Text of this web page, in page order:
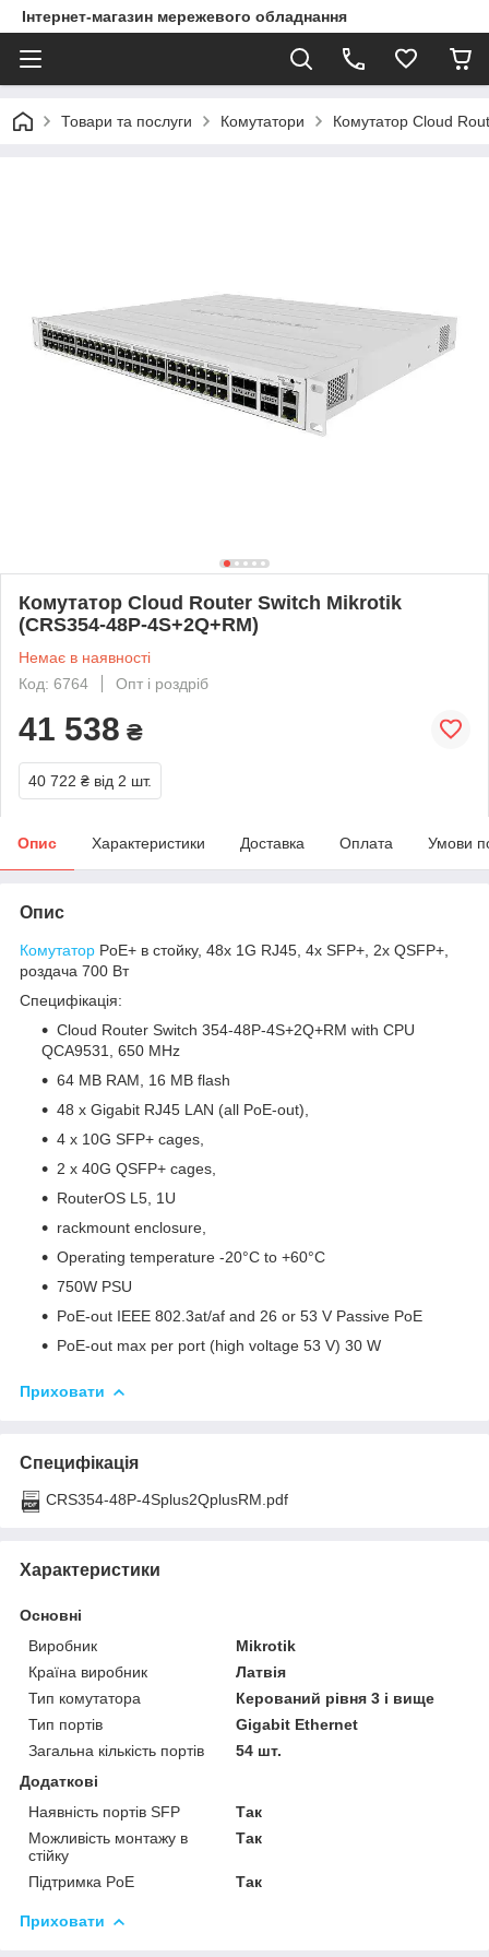
Інтернет-магазин мережевого обладнання
Товари та послуги Комутатори Комутатор Cloud
Комутатор Cloud Router Switch Mikrotik
(CRS354-48P-4S+2Q+RM)
Немає в наявності
Код: 6764
Опт і роздріб
41 538 ₴
40 722 ₴ від 2 шт.
Опис Характеристики Доставка Оплата Умови
Опис
Комутатор PoE+ в стойку, 48х 1G RJ45, 4x SFP+, 2x QSFP+,
роздача 700 Вт
Специфікація:
Cloud Router Switch 354-48P-4S+2Q+RM with CPU
QCA9531, 650 MHz
64 MB RAM, 16 MB flash
48 x Gigabit RJ45 LAN (all PoE-out),
4 x 10G SFP+ cages,
2 x 40G QSFP+ cages,
RouterOS L5, 1U
rackmount enclosure,
Operating temperature -20°C to +60°C
750W PSU
PoE-out IEEE 802.3at/af and 26 or 53 V Passive PoE
PoE-out max per port (high voltage 53 V) 30 W
Приховати
Специфікація
CRS354-48P-4Splus2QplusRM.pdf
Характеристики
Основні
Виробник
Mikrotik
Країна виробник
Латвія
Тип комутатора
Керований рівня 3 і вище
Тип портів
Gigabit Ethernet
Загальна кількість портів
54 шт.
Додаткові
Наявність портів SFP
Так
Можливість монтажу в
стійку
Так
Підтримка PoE Так
Приховати